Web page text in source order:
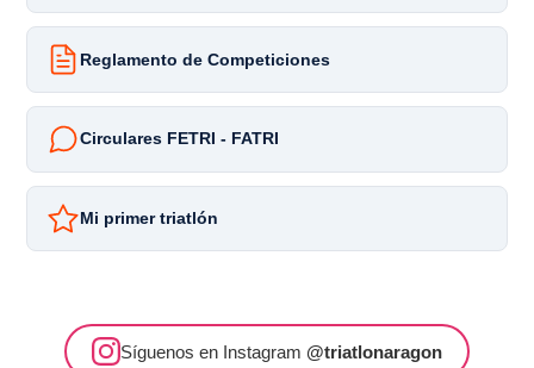
Reglamento de Competiciones
Circulares FETRI - FATRI
Mi primer triatlón
Síguenos en Instagram @triatlonaragon